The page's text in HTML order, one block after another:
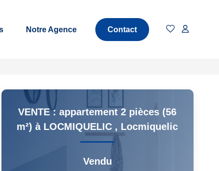
Notre Agence Contact
VENTE : appartement 2 pièces (56
m²) à LOCMIQUELIC , Locmiquelic
Vendu